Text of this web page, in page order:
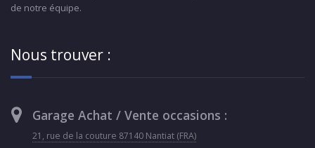
de notre équipe.
Nous trouver :
Garage Achat / Vente occasions :
21, rue de la couture 87140 Nantiat (FRA)